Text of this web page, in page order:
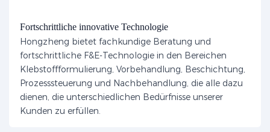
Fortschrittliche innovative Technologie
Hongzheng bietet fachkundige Beratung und
fortschrittliche F&E-Technologie in den Bereichen
Klebstoffformulierung, Vorbehandlung, Beschichtung,
Prozesssteuerung und Nachbehandlung, die alle dazu
dienen, die unterschiedlichen Bedürfnisse unserer
Kunden zu erfüllen.